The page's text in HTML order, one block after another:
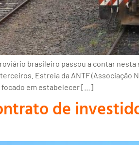
brasileiro passou a contar
Estreia da ANTF
focado em estabelecer […]
de